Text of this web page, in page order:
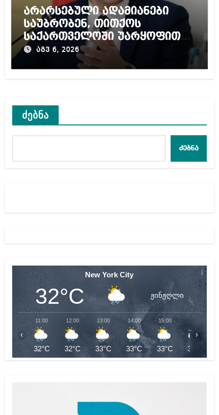
არარსებული ადამიანები
საუბრობენ, თითქოს
საქართველოში უარყოფითი
გარემოა შექმნილი რუსი
ტურისტებისთვის, ჩვენი კარი
აგვ 6, 2026
ძებნა
ძებნა
New York City
32°C ჟინჟღლი
11:00
32°C
12:00
32°C
13:00
33°C
14:00
33°C
15:00
33°C
16:00
32°C
‹ ›